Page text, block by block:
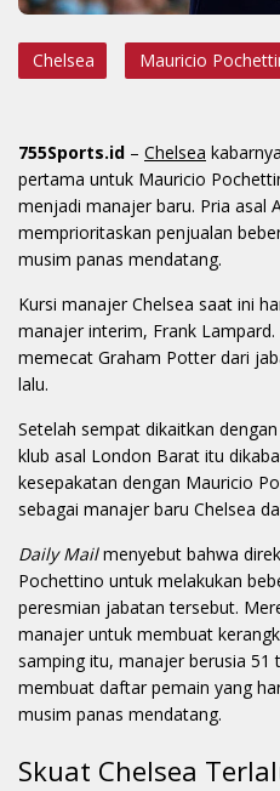
Chelsea Mauricio
755Sports.id – Chelsea
pertama untuk Mauricio
menjadi manajer baru. Pria asal
memprioritaskan penjualan
musim panas mendatang.
Kursi manajer Chelsea saat ini
manajer interim, Frank Lampard.
memecat Graham Potter dari
lalu.
Setelah sempat dikaitkan
klub asal London Barat itu
kesepakatan dengan Mauricio
sebagai manajer baru Chelsea
Daily Mailmenyebut bahwa
Pochettino untuk melakukan
peresmian jabatan tersebut.
manajer untuk membuat
samping itu, manajer berusia
membuat daftar pemain yang
musim panas mendatang.
Skuat Chelsea